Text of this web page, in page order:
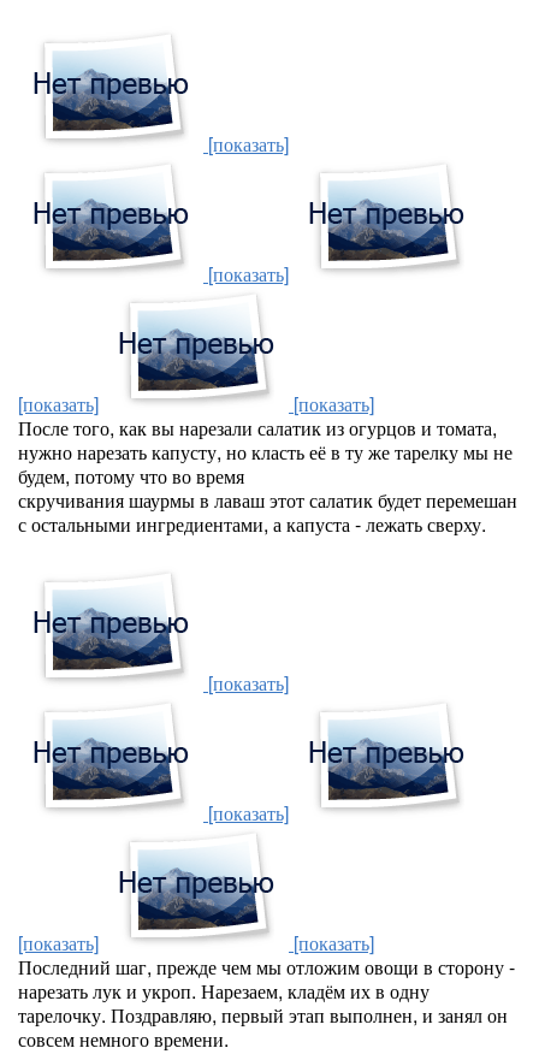
[показать]
[показать]
[показать]
[показать]
После того, как вы нарезали салатик из огурцов и томата,
нужно нарезать капусту, но класть её в ту же тарелку мы не
будем, потому что во время
скручивания шаурмы в лаваш этот салатик будет перемешан
с остальными ингредиентами, а капуста - лежать сверху.
[показать]
[показать]
[показать]
[показать]
Последний шаг, прежде чем мы отложим овощи в сторону -
нарезать лук и укроп. Нарезаем, кладём их в одну
тарелочку. Поздравляю, первый этап выполнен, и занял он
совсем немного времени.